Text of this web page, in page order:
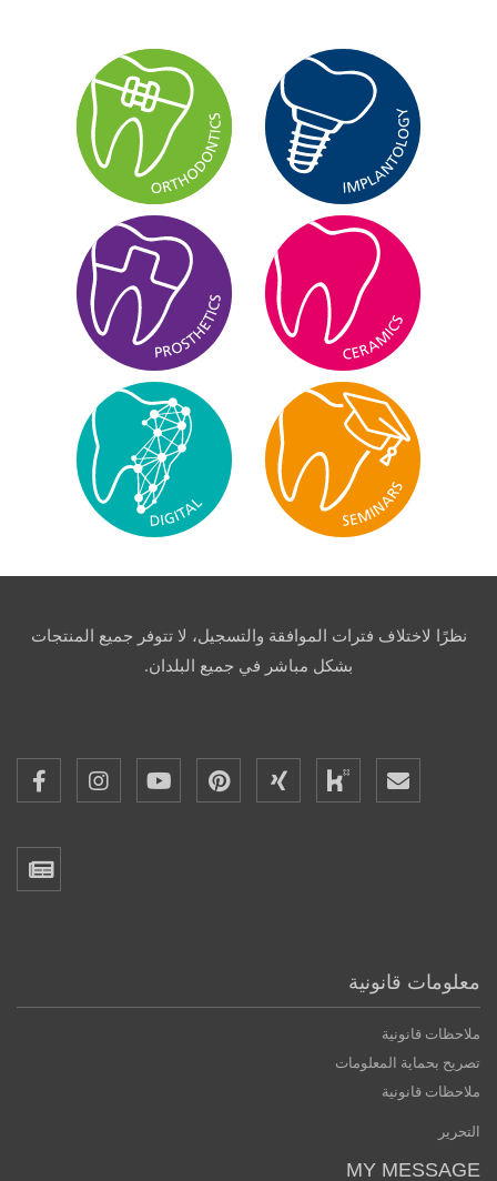
نظرًا لاختلاف فترات الموافقة والتسجيل، لا تتوفر جميع المنتجات
بشكل مباشر في جميع البلدان.
معلومات قانونية
ملاحظات قانونية
تصريح بحماية المعلومات
ملاحظات قانونية
التحرير
MY MESSAGE